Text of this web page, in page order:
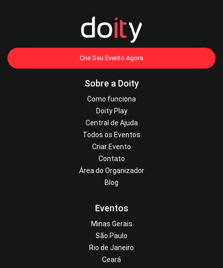
Crie Seu Evento Agora
Sobre a Doity
Como funciona
Doity Play
Central de Ajuda
Todos os Eventos
Criar Evento
Contato
Área do Organizador
Blog
Eventos
Minas Gerais
São Paulo
Rio de Janeiro
Ceará